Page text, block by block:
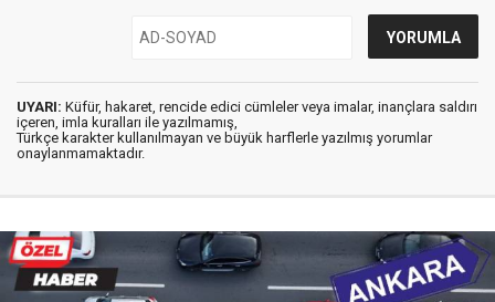
UYARI: Küfür, hakaret, rencide edici cümleler veya imalar, inançlara saldırı
içeren, imla kuralları ile yazılmamış,
Türkçe karakter kullanılmayan ve büyük harflerle yazılmış yorumlar
onaylanmamaktadır.